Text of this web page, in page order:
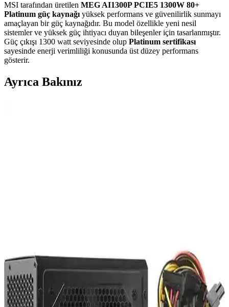
MSI tarafından üretilen MEG AI1300P PCIE5 1300W 80+
Platinum güç kaynağı yüksek performans ve güvenilirlik sunmayı
amaçlayan bir güç kaynağıdır. Bu model özellikle yeni nesil
sistemler ve yüksek güç ihtiyacı duyan bileşenler için tasarlanmıştır.
Güç çıkışı 1300 watt seviyesinde olup Platinum sertifikası
sayesinde enerji verimliliği konusunda üst düzey performans
gösterir.
Ayrıca Bakınız
Gigabyte P850W 80+Gold Full Modüler Güç
Kaynağı İncelemesi ve Performans Değerlendirmesi
Gigabyte P850W 80+Gold modüler güç kaynağı, yüksek verimlilik
ve sessiz çalışma özellikleriyle öne çıkar. Sistem stabilitesi ve enerji
tasarrufu sunan bu ürün, modern bilgisayarlar için ideal bir seçimdir.